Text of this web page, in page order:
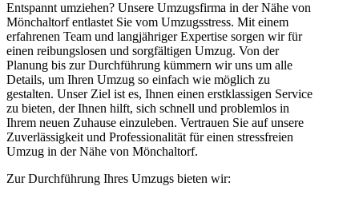
Entspannt umziehen? Unsere Umzugsfirma in der Nähe von
Mönchaltorf entlastet Sie vom Umzugsstress. Mit einem
erfahrenen Team und langjähriger Expertise sorgen wir für
einen reibungslosen und sorgfältigen Umzug. Von der
Planung bis zur Durchführung kümmern wir uns um alle
Details, um Ihren Umzug so einfach wie möglich zu
gestalten. Unser Ziel ist es, Ihnen einen erstklassigen Service
zu bieten, der Ihnen hilft, sich schnell und problemlos in
Ihrem neuen Zuhause einzuleben. Vertrauen Sie auf unsere
Zuverlässigkeit und Professionalität für einen stressfreien
Umzug in der Nähe von Mönchaltorf.
Zur Durchführung Ihres Umzugs bieten wir: